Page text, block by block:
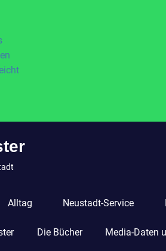
Alltag Neustadt-Service
Die Bücher Media-Daten